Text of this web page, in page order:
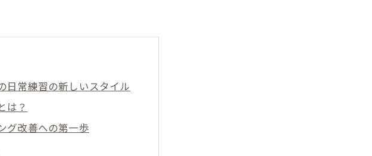
日常練習の新しいスタイル
は？
グ改善への第一歩
的な練習法